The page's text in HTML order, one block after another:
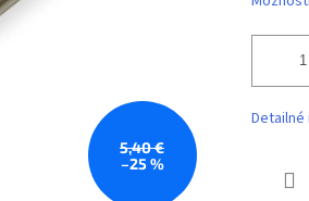
5,40 €
–25 %